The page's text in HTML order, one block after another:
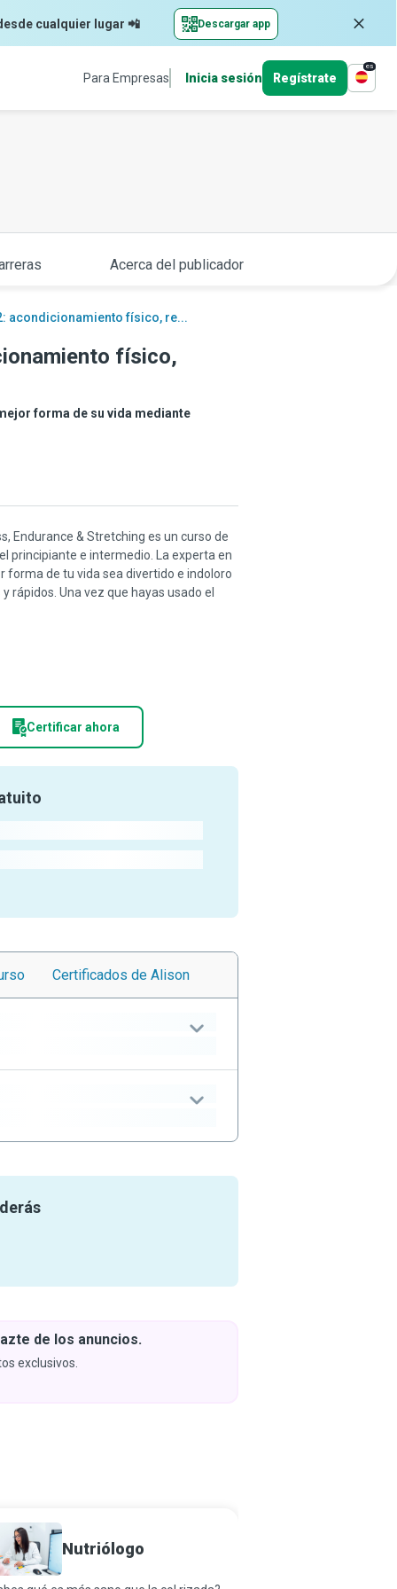
cualquier lugar 📲 Descargar app
Para Empresas Inicia sesión Regístrate
es
Acerca del publicador
acondicionamiento físico, re...
físico,
forma de su vida mediante
Endurance & Stretching es un curso de
principiante e intermedio. La experta en
forma de tu vida sea divertido e indoloro
Una vez que hayas usado el
Certificar ahora
Certificados de Alison
de los anuncios.
exclusivos.
Nutriólogo